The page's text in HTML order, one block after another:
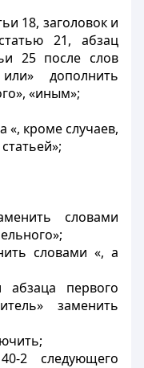
18, заголовок и
21, абзац
25 после слов
дополнить
«иным»;
«, кроме случаев,
словами
словами «, а
первого
заменить
2 следующего